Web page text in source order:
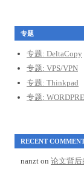
专题
专题: DeltaCopy
专题: VPS/VPN
专题: Thinkpad
专题:
RECENT
nanzt on 论文背